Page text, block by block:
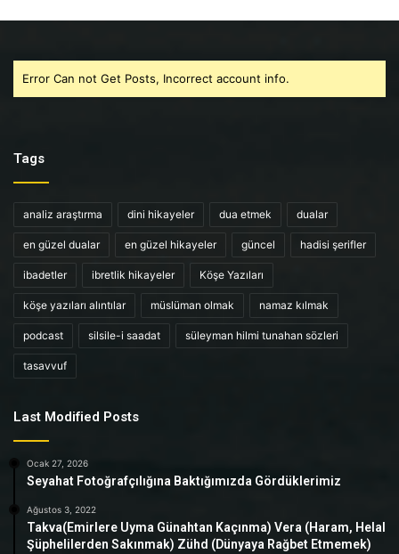
Error Can not Get Posts, Incorrect account info.
Tags
analiz araştırma dini hikayeler dua etmek dualar
en güzel dualar en güzel hikayeler güncel hadisi şerifler
ibadetler ibretlik hikayeler Köşe Yazıları
köşe yazıları alıntılar müslüman olmak namaz kılmak
podcast silsile-i saadat süleyman hilmi tunahan sözleri
tasavvuf
Last Modified Posts
Ocak 27, 2026
Seyahat Fotoğrafçılığına Baktığımızda Gördüklerimiz
Ağustos 3, 2022
Takva(Emirlere Uyma Günahtan Kaçınma) Vera (Haram, Helal
Şüphelilerden Sakınmak) Zühd (Dünyaya Rağbet Etmemek)